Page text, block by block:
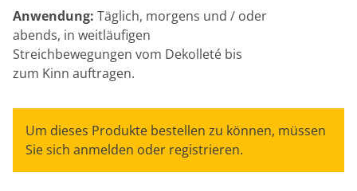
Anwendung: Täglich, morgens und / oder
abends, in weitläufigen
Streichbewegungen vom Dekolleté bis
zum Kinn auftragen.
Um dieses Produkte bestellen zu können, müssen
Sie sich anmelden oder registrieren.